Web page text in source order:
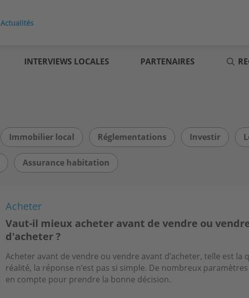
Actualités
INTERVIEWS LOCALES PARTENAIRES
Immobilier local Réglementations Investir
Assurance habitation
Acheter
Vaut-il mieux acheter avant de vendre ou
d'acheter ?
Acheter avant de vendre ou vendre avant d’acheter, telle est la
réalité, la réponse n’est pas si simple. De nombreux
en compte pour prendre la bonne décision.